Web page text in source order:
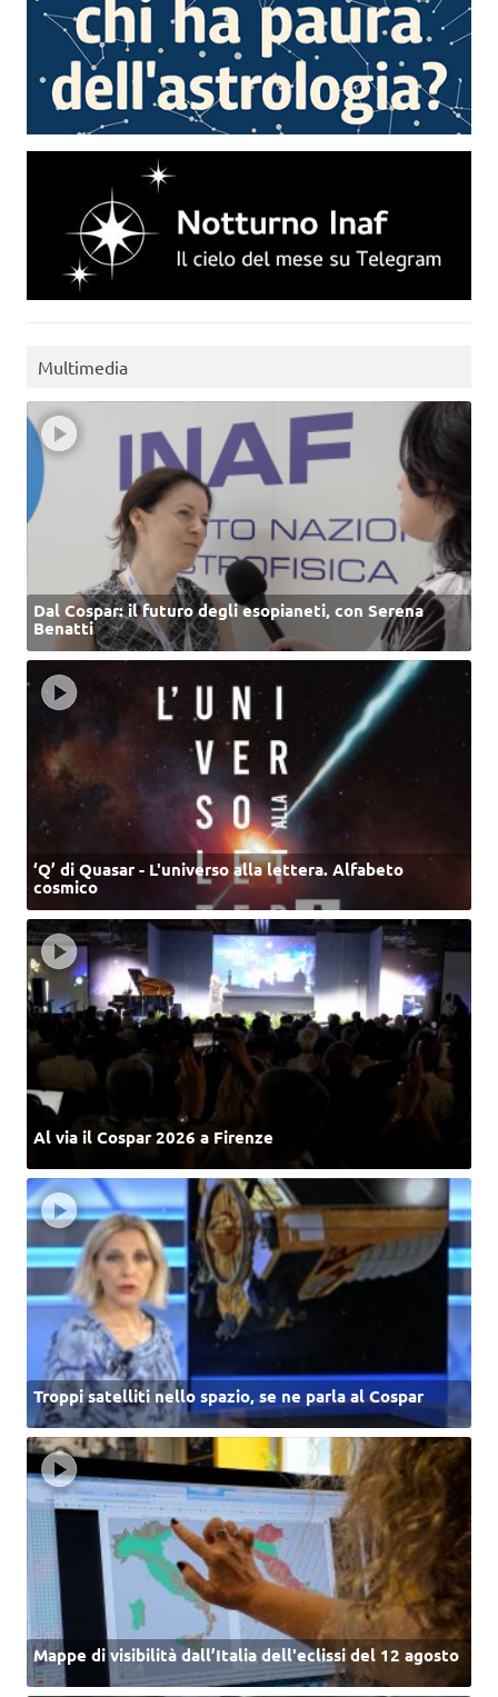
Multimedia
Dal Cospar: il futuro degli esopianeti, con Serena
Benatti
‘Q’ di Quasar - L'universo alla lettera. Alfabeto
cosmico
Al via il Cospar 2026 a Firenze
Troppi satelliti nello spazio, se ne parla al Cospar
Mappe di visibilità dall’Italia dell'eclissi del 12 agosto